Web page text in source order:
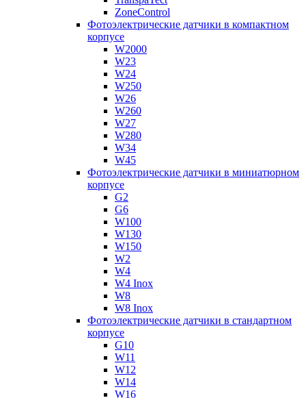
ZoneControl
Фотоэлектрические датчики в компактном
корпусе
W2000
W23
W24
W250
W26
W260
W27
W280
W34
W45
Фотоэлектрические датчики в миниатюрном
корпусе
G2
G6
W100
W130
W150
W2
W4
W4 Inox
W8
W8 Inox
Фотоэлектрические датчики в стандартном
корпусе
G10
W11
W12
W14
W16